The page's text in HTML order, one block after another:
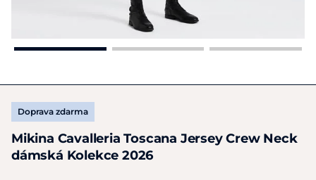
Doprava zdarma
Mikina Cavalleria Toscana Jersey Crew Neck
dámská Kolekce 2026